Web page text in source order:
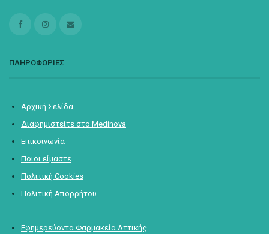
ΠΛΗΡΟΦΟΡΙΕΣ
Αρχική Σελίδα
Διαφημιστείτε στο Medinova
Επικοινωνία
Ποιοι είμαστε
Πολιτική Cookies
Πολιτική Απορρήτου
Εφημερεύοντα Φαρμακεία Αττικής